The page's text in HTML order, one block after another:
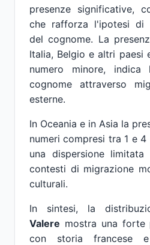
presenze significative,
che rafforza l'ipotesi di
del cognome. La
Italia, Belgio e altri paesi
numero minore, indica
cognome attraverso
esterne.
In Oceania e in Asia la
numeri compresi tra 1 e
una dispersione
contesti di migrazione
culturali.
In sintesi, la
Valere mostra una forte
con storia francese